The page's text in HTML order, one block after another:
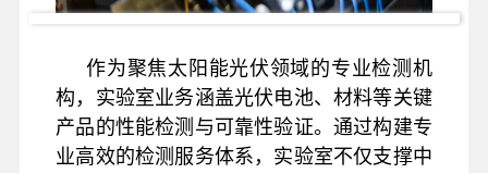
作为聚焦太阳能光伏领域的专业检测机
构，实验室业务涵盖光伏电池、材料等关键
产品的性能检测与可靠性验证。通过构建专
业高效的检测服务体系，实验室不仅支撑中